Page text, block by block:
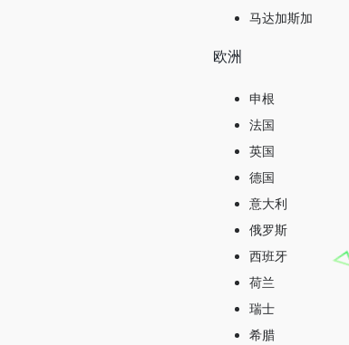
马达加斯加
欧洲
申根
法国
英国
德国
意大利
俄罗斯
西班牙
荷兰
瑞士
希腊